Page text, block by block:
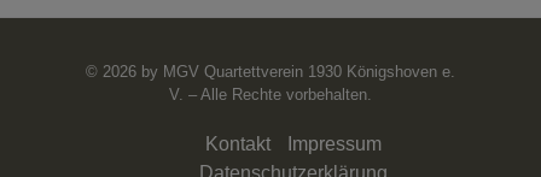
© 2026 by MGV Quartettverein 1930 Königshoven e.
V. – Alle Rechte vorbehalten.
Kontakt
Impressum